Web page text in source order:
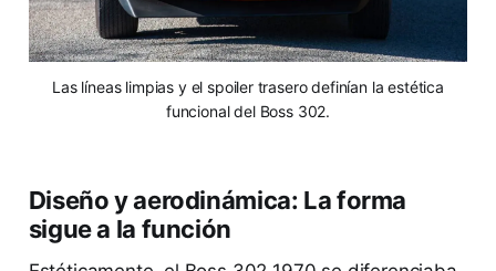
Las líneas limpias y el spoiler trasero definían la estética
funcional del Boss 302.
Diseño y aerodinámica: La forma
sigue a la función